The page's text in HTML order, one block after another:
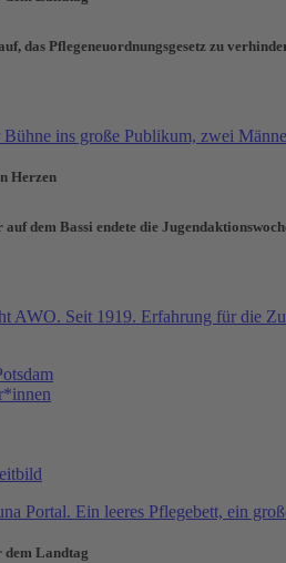
das Pflegeneuordnungsgesetz zu
Herzen
dem Bassi endete die
dem Landtag